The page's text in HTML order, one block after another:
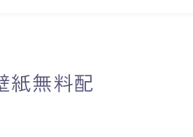
紙無料配